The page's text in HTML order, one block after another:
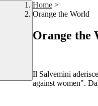
Home >
Orange the World
Orange the
Il Salvemini
against women".